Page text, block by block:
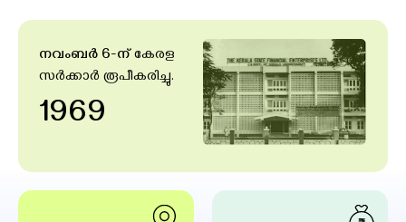
നവംബർ 6-ന്കേരള
സർക്കാർ രൂപീകരിച്ചു.
1969